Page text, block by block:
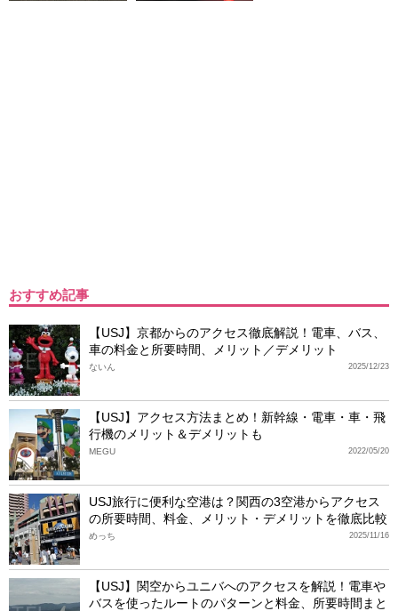
おすすめ記事
【USJ】京都からのアクセス徹底解説！電車、バス、
車の料金と所要時間、メリット／デメリット
2025/12/23
ないん
【USJ】アクセス方法まとめ！新幹線・電車・車・飛
行機のメリット＆デメリットも
2022/05/20
MEGU
USJ旅行に便利な空港は？関西の3空港からアクセス
の所要時間、料金、メリット・デメリットを徹底比較
2025/11/16
めっち
【USJ】関空からユニバへのアクセスを解説！電車や
バスを使ったルートのパターンと料金、所要時間まと